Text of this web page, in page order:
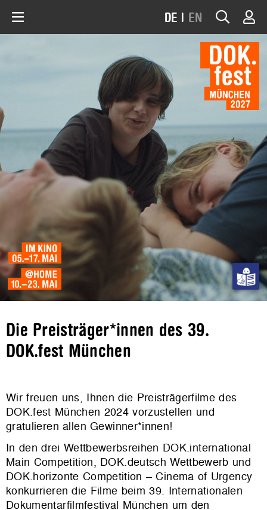
DE | EN
Die Preisträger*innen des 39.
DOK.fest München
Wir freuen uns, Ihnen die Preisträgerfilme des
DOK.fest München 2024 vorzustellen und
gratulieren allen Gewinner*innen!
In den drei Wettbewerbsreihen DOK.international
Main Competition, DOK.deutsch Wettbewerb und
DOK.horizonte Competition – Cinema of Urgency
konkurrieren die Filme beim 39. Internationalen
Dokumentarfilmfestival München um den